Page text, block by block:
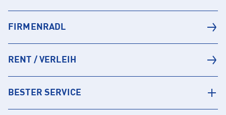
FIRMENRADL
RENT / VERLEIH
BESTER SERVICE